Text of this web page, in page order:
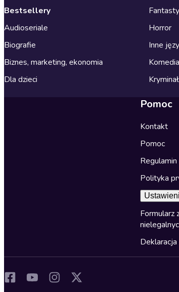
Bestsellery
Audioseriale
Biografie
Biznes, marketing, ekonomia
Dla dzieci
Horror
Inne
Komedia
Pomoc
Kontakt
Pomoc
Regulamin
Polityka
Formularz